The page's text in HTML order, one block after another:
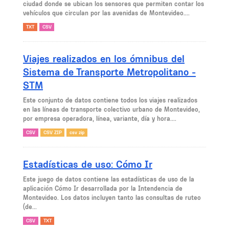
ciudad donde se ubican los sensores que permiten contar los
vehículos que circulan por las avenidas de Montevideo....
TXT CSV
Viajes realizados en los ómnibus del
Sistema de Transporte Metropolitano -
STM
Este conjunto de datos contiene todos los viajes realizados
en las líneas de transporte colectivo urbano de Montevideo,
por empresa operadora, línea, variante, día y hora....
CSV CSV ZIP csv zip
Estadísticas de uso: Cómo Ir
Este juego de datos contiene las estadísticas de uso de la
aplicación Cómo Ir desarrollada por la Intendencia de
Montevideo. Los datos incluyen tanto las consultas de ruteo
(de...
CSV TXT